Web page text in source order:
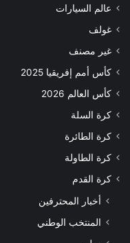
عالم السيارات
غولف
غير مصنف
كأس أمم إفريقيا 2025
كأس العالم 2026
كرة السلة
كرة الطائرة
كرة الطاولة
كرة القدم
أخبار المحترفين
المنتخب الوطني